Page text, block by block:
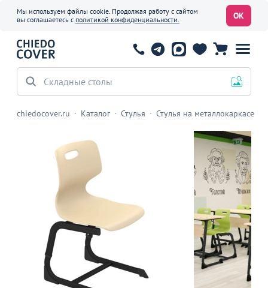
Мы используем файлы cookie. Продолжая работу с сайтом
вы соглашаетесь с политикой конфиденциальности. ОК
Складные столы
chiedocover.ru Каталог Стулья Стулья на металлокаркасе